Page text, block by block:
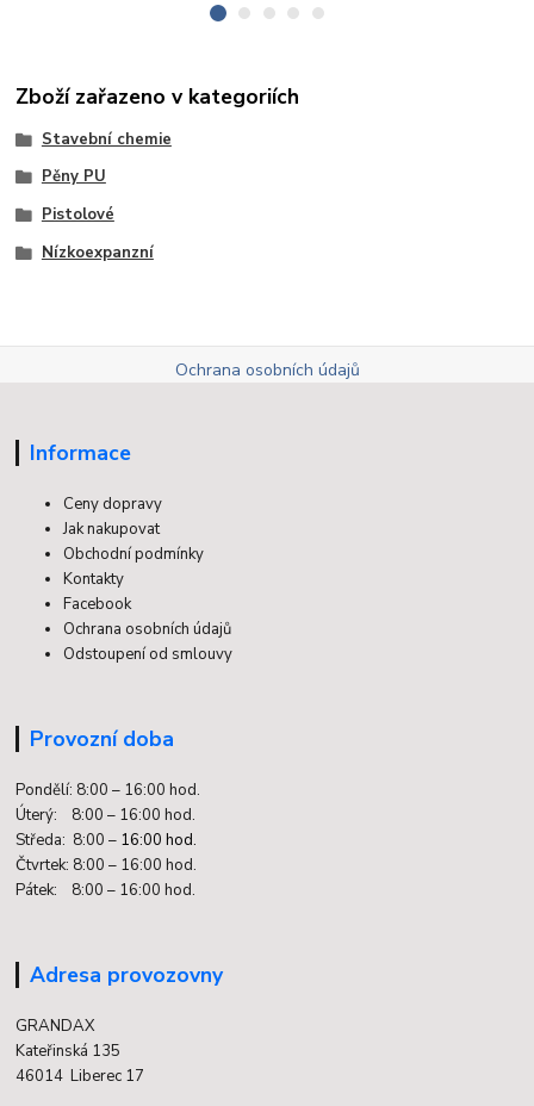
Zboží zařazeno v kategoriích
Stavební chemie
Pěny PU
Pistolové
Nízkoexpanzní
Ochrana osobních údajů
Informace
Ceny dopravy
Jak nakupovat
Obchodní podmínky
Kontakty
Facebook
Ochrana osobních údajů
Odstoupení od smlouvy
Provozní doba
Pondělí: 8:00 – 16:00 hod.
Úterý: 8:00 – 16:00 hod.
Středa: 8:00 – 16:00 hod.
Čtvrtek: 8:00 – 16:00 hod.
Pátek: 8:00 – 16:00 hod.
Adresa provozovny
GRANDAX
Kateřinská 135
46014 Liberec 17